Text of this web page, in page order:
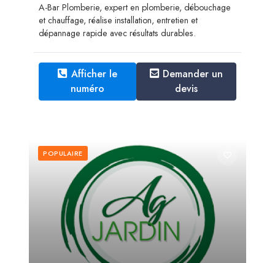
A-Bar Plomberie, expert en plomberie, débouchage
et chauffage, réalise installation, entretien et
dépannage rapide avec résultats durables.
Afficher le
numéro
Demander un
devis
POPULAIRE